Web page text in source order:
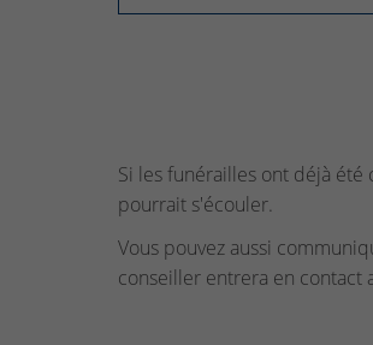
Si les funérailles ont déjà été
pourrait s'écouler.
Vous pouvez aussi
conseiller entrera en contact